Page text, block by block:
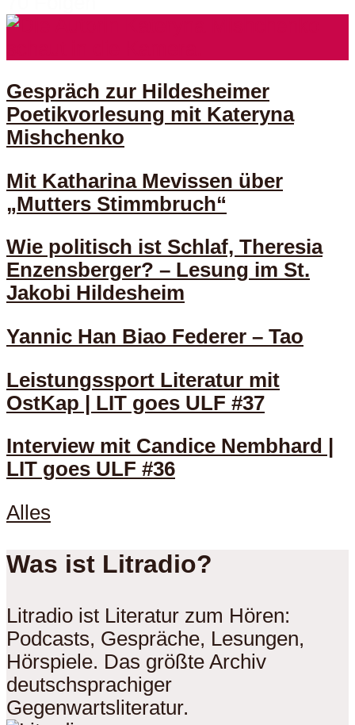
Gespräch zur Hildesheimer
Poetikvorlesung mit Kateryna
Mishchenko
Mit Katharina Mevissen über
„Mutters Stimmbruch“
Wie politisch ist Schlaf, Theresia
Enzensberger? – Lesung im St.
Jakobi Hildesheim
Yannic Han Biao Federer – Tao
Leistungssport Literatur mit
OstKap | LIT goes ULF #37
Interview mit Candice Nembhard |
LIT goes ULF #36
Alles
Was ist Litradio?
Litradio ist Literatur zum Hören:
Podcasts, Gespräche, Lesungen,
Hörspiele. Das größte Archiv
deutschsprachiger
Gegenwartsliteratur.